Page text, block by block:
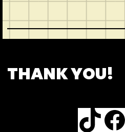
THANK YOU!
TikTok Facebook